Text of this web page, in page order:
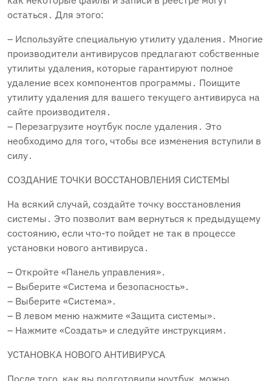
остаться․ Для этого:
– Используйте специальную утилиту удаления․ Многие
производители антивирусов предлагают собственные
утилиты удаления‚ которые гарантируют полное
удаление всех компонентов программы․ Поищите
утилиту удаления для вашего текущего антивируса на
сайте производителя․
– Перезагрузите ноутбук после удаления․ Это
необходимо для того‚ чтобы все изменения вступили в
силу․
СОЗДАНИЕ ТОЧКИ ВОССТАНОВЛЕНИЯ СИСТЕМЫ
На всякий случай‚ создайте точку восстановления
системы․ Это позволит вам вернуться к предыдущему
состоянию‚ если что-то пойдет не так в процессе
установки нового антивируса․
– Откройте «Панель управления»․
– Выберите «Система и безопасность»․
– Выберите «Система»․
– В левом меню нажмите «Защита системы»․
– Нажмите «Создать» и следуйте инструкциям․
УСТАНОВКА НОВОГО АНТИВИРУСА
После того‚ как вы подготовили ноутбук‚ можно